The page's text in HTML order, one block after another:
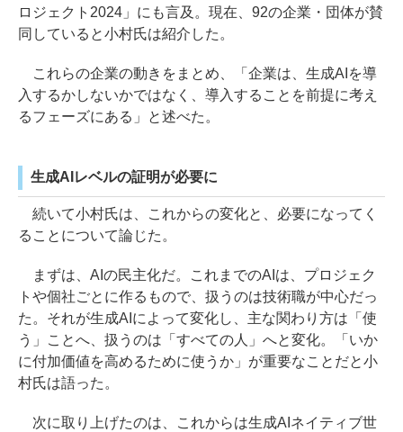
ロジェクト2024」にも言及。現在、92の企業・団体が賛
同していると小村氏は紹介した。
これらの企業の動きをまとめ、「企業は、生成AIを導
入するかしないかではなく、導入することを前提に考え
るフェーズにある」と述べた。
生成AIレベルの証明が必要に
続いて小村氏は、これからの変化と、必要になってく
ることについて論じた。
まずは、AIの民主化だ。これまでのAIは、プロジェク
トや個社ごとに作るもので、扱うのは技術職が中心だっ
た。それが生成AIによって変化し、主な関わり方は「使
う」ことへ、扱うのは「すべての人」へと変化。「いか
に付加価値を高めるために使うか」が重要なことだと小
村氏は語った。
次に取り上げたのは、これからは生成AIネイティブ世